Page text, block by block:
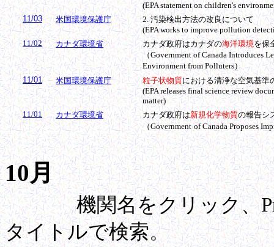
(EPA statement on children's
11/03
米国環境保護庁
2. 汚染検出方法の改良について
(EPA works to improve pollution
11/02
カナダ環境省 カナダ政府はカナダの海洋環境を保
（Government of Canada Introduces
Environment from Polluters）
11/01
米国環境保護庁 粒子状物質における清浄な空気基準
(EPA releases final science review
matter)
11/01
カナダ環境省 カナダ政府は新規化学物質の報告シ
（Government of Canada Proposes
10月
機関名をクリック、
タイトルで検索。